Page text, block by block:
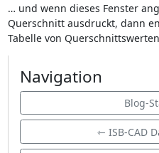
… und wenn dieses Fenster
Querschnitt ausdruckt, dann
Tabelle von
Navigation
Blog-
⇽ ISB-CAD